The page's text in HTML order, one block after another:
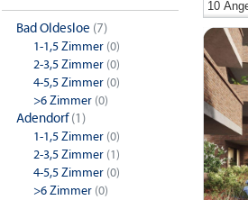
Bad Oldesloe (7)
1-1,5 Zimmer (0)
2-3,5 Zimmer (0)
4-5,5 Zimmer (0)
>6 Zimmer (0)
Adendorf(1)
1-1,5 Zimmer (0)
2-3,5 Zimmer (1)
4-5,5 Zimmer (0)
>6 Zimmer (0)